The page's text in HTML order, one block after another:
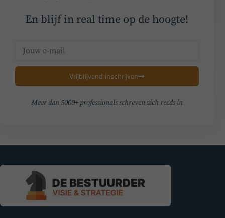
En blijf in real time op de hoogte!
Vrijblijvend inschrijven
Meer dan 5000+ professionals schreven zich reeds in